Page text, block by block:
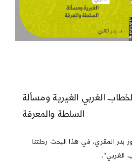
الغربي الغيرية ومسألة
السلطة والمعرفة
بدر المقري، في هذا البحث رحلتنا
الغربي"،